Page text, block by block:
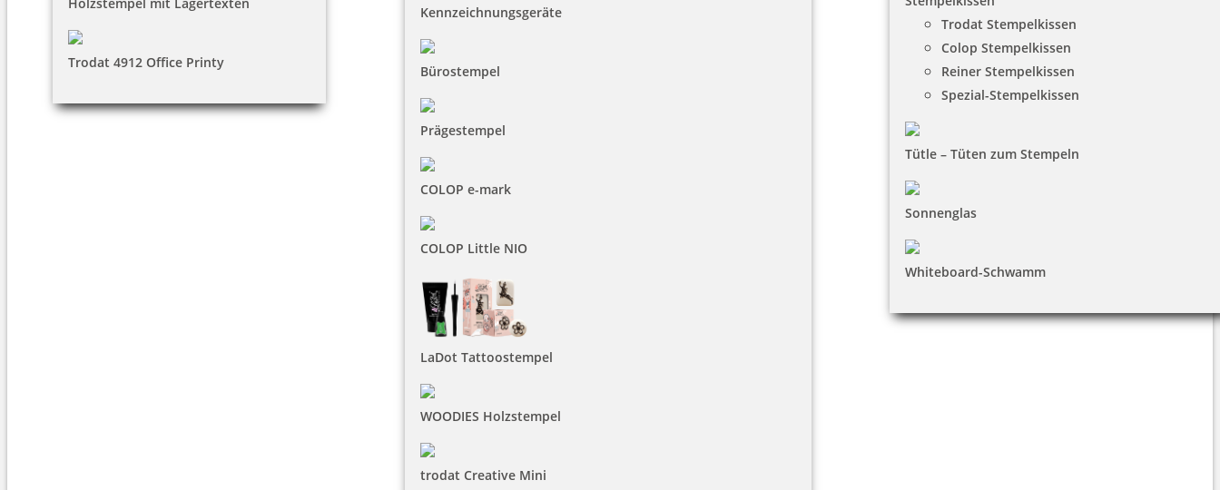
Trodat 4912 Office Printy
Kennzeichnungsgeräte
Bürostempel
Prägestempel
COLOP e-mark
COLOP Little NIO
LaDot Tattoostempel
WOODIES Holzstempel
trodat Creative Mini
Trodat Stempelkissen
Colop Stempelkissen
Reiner Stempelkissen
Spezial-Stempelkissen
Tütle – Tüten zum Stempeln
Sonnenglas
Whiteboard-Schwamm